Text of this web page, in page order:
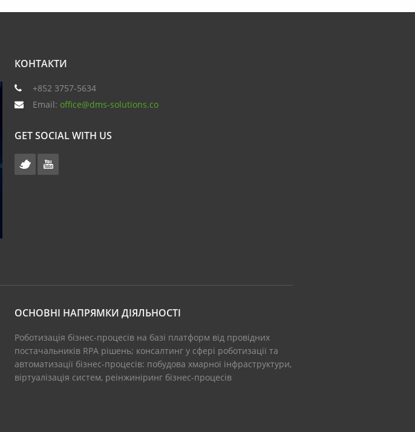
КОНТАКТИ
+852 3757-5634
Email: office@dms-solutions.co
GET SOCIAL WITH US
ОСНОВНІ НАПРЯМКИ ДІЯЛЬНОСТІ
Роботизація бізнес-процесів на базі платформ від провідних
постачальників RPA рішень; консалтинг у сфері роботизації та
автоматизації бізнес-процесів: побудова хмарної інфраструктури,
віртуалізація систем, реінжиніринг бізнес-процесів